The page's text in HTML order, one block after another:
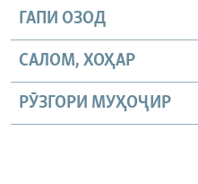
ГАПИ ОЗОД
САЛОМ, ХОҲАР
РӮЗГОРИ МУҲОҶИР